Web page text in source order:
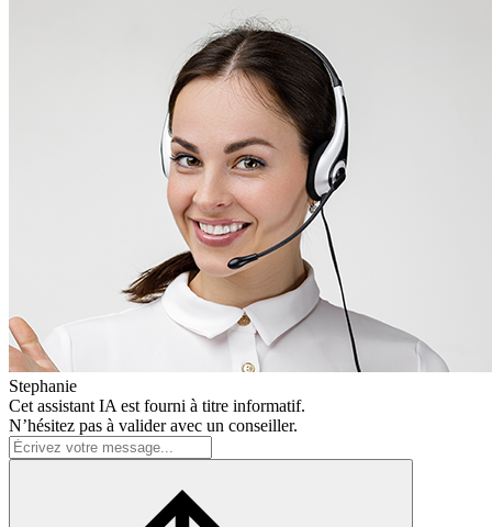
Stephanie
Cet assistant IA est fourni à titre informatif.
N’hésitez pas à valider avec un conseiller.